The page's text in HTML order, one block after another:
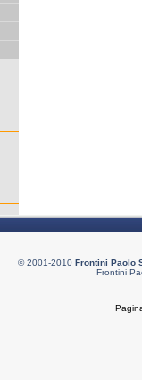
© 2001-2010 Frontini Paolo
Frontini